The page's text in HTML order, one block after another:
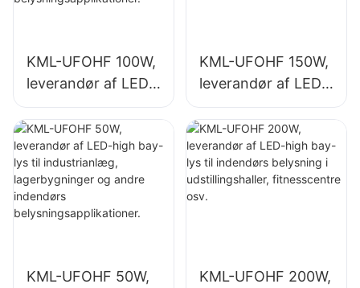
KML-UFOHF 100W,
leverandør af LED-
high bay-lys til
industrianlæg,
lagerbygninger og
andre indendørs
belysningsapplikati
oner.
KML-UFOHF 150W,
leverandør af LED-
high bay-lys til
indendørs
belysning i
industrianlæg,
fitnesscentre osv.
KML-UFOHF 50W,
KML-UFOHF 200W,